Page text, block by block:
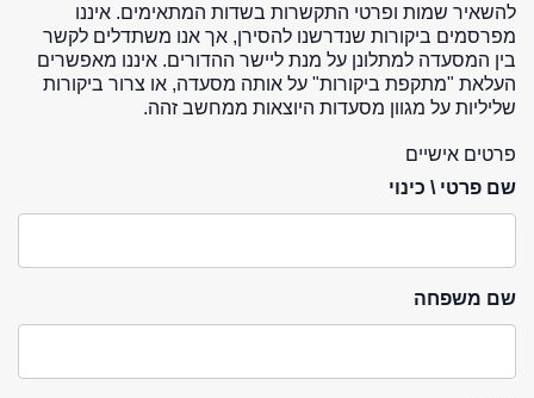
להשאיר שמות ופרטי התקשרות בשדות המתאימים. איננו
מפרסמים ביקורות שנדרשנו להסירן, אך אנו משתדלים לקשר
בין המסעדה למתלונן על מנת ליישר ההדורים. איננו מאפשרים
העלאת "מתקפת ביקורות" על אותה מסעדה, או צרור ביקורות
שליליות על מגוון מסעדות היוצאות ממחשב זהה.
פרטים אישיים
שם פרטי \ כינוי
שם משפחה